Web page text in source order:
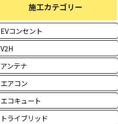
施工カテゴリー
EVコンセント
V2H
アンテナ
エアコン
エコキュート
トライブリッド